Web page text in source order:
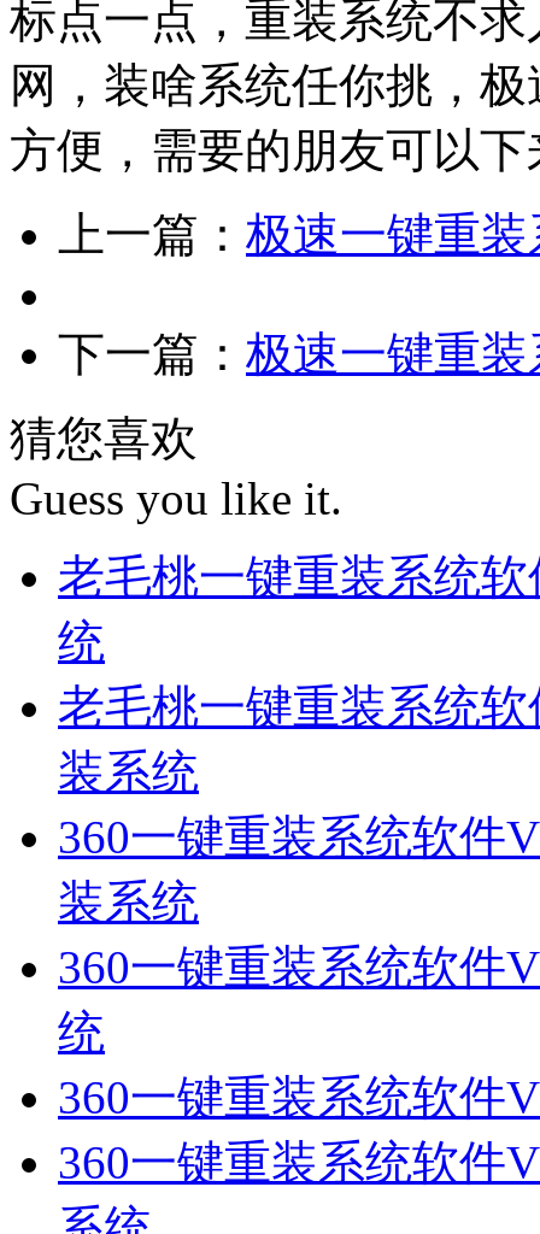
标点一点，重装系统不
网，装啥系统任你挑，
方便，需要的朋友可以
上一篇： 极速一键重
下一篇： 极速一键重
猜您喜欢
Guess you like it.
老毛桃一键重装系统
统
老毛桃一键重装系统
装系统
360一键重装系统软件
装系统
360一键重装系统软件
统
360一键重装系统软件
360一键重装系统软件